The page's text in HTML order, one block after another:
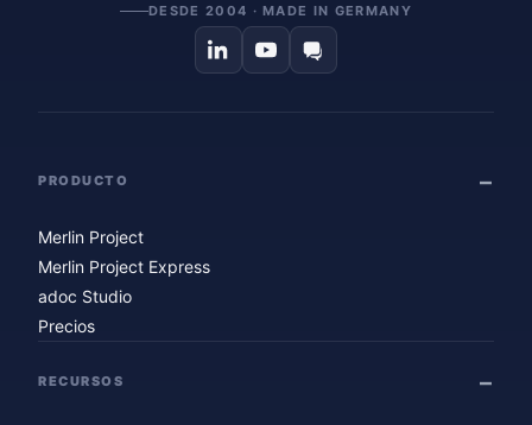
DESDE 2004 · MADE IN GERMANY
PRODUCTO
Merlin Project
Merlin Project Express
adoc Studio
Precios
RECURSOS